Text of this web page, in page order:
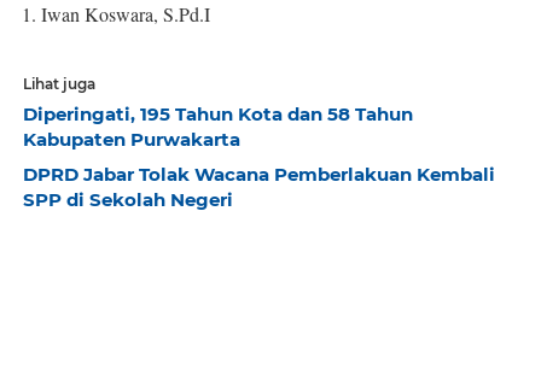
1. Iwan Koswara, S.Pd.I
Lihat juga
Diperingati, 195 Tahun Kota dan 58 Tahun
Kabupaten Purwakarta
DPRD Jabar Tolak Wacana Pemberlakuan Kembali
SPP di Sekolah Negeri